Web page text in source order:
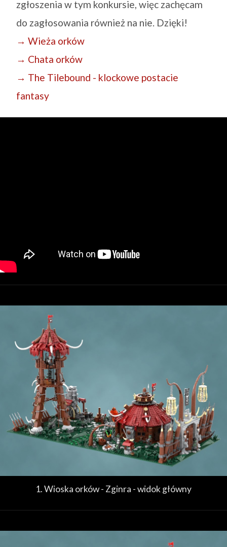
zgłoszenia w tym konkursie, więc zachęcam
do zagłosowania również na nie. Dzięki!
→ Wieża orków
→ Chata orków
→ The Tilebound - klockowe postacie
fantasy
1. Wioska orków - Zginra - widok główny